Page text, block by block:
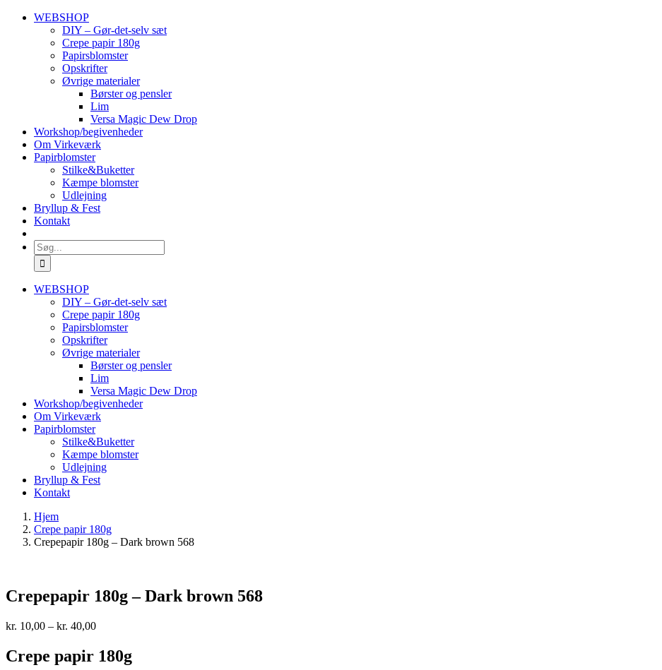
Skip
WEBSHOP
DIY – Gør-det-selv sæt
Crepe papir 180g
Papirsblomster
Opskrifter
Øvrige materialer
Børster og pensler
Lim
Versa Magic Dew Drop
Workshop/begivenheder
Om Virkeværk
Papirblomster
Stilke&Buketter
Kæmpe blomster
Udlejning
Bryllup & Fest
Kontakt
Søg
efter:
WEBSHOP
DIY – Gør-det-selv sæt
Crepe papir 180g
Papirsblomster
Opskrifter
Øvrige materialer
Børster og pensler
Lim
Versa Magic Dew Drop
Workshop/begivenheder
Om Virkeværk
Papirblomster
Stilke&Buketter
Kæmpe blomster
Udlejning
Bryllup & Fest
Kontakt
Hjem
Crepe papir 180g
Crepepapir 180g – Dark brown 568
Crepepapir 180g – Dark brown 568
kr. 10,00 – kr. 40,00Prisinterval:
til
kr. 40,00
Crepe papir 180g